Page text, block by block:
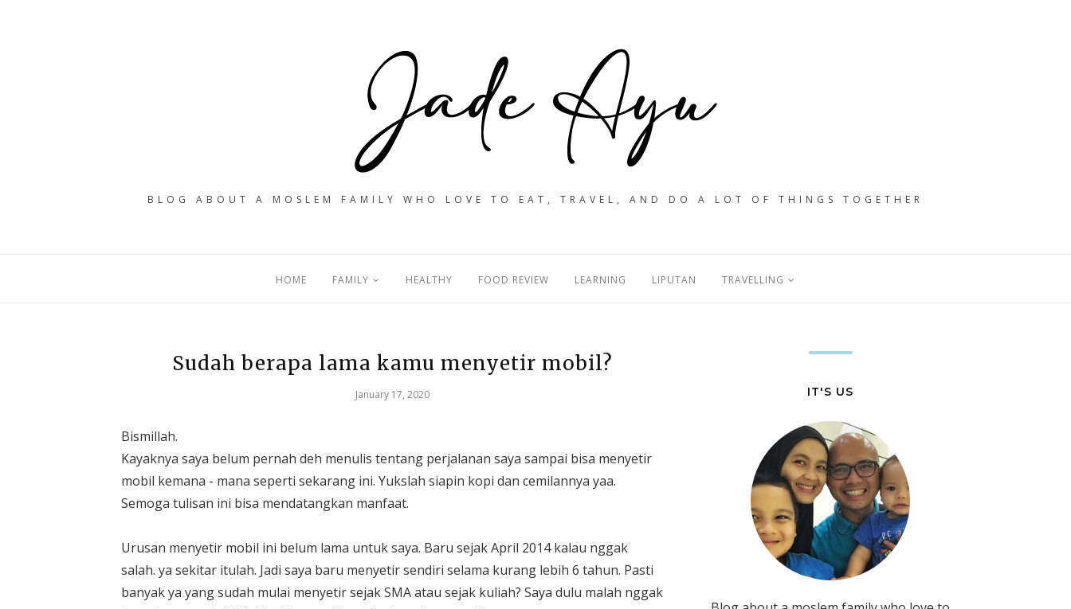
BLOG ABOUT A MOSLEM FAMILY WHO LOVE TO EAT, TRAVEL, AND DO A LOT OF THINGS TOGETHER
HOME FAMILY HEALTHY FOOD REVIEW LEARNING LIPUTAN TRAVELLING
Sudah berapa lama kamu menyetir mobil?
January 17, 2020
Bismillah.
Kayaknya saya belum pernah deh menulis tentang perjalanan saya sampai bisa menyetir
mobil kemana - mana seperti sekarang ini. Yukslah siapin kopi dan cemilannya yaa.
Semoga tulisan ini bisa mendatangkan manfaat.
Urusan menyetir mobil ini belum lama untuk saya. Baru sejak April 2014 kalau nggak
salah. ya sekitar itulah. Jadi saya baru menyetir sendiri selama kurang lebih 6 tahun. Pasti
banyak ya yang sudah mulai menyetir sejak SMA atau sejak kuliah? Saya dulu malah nggak
IT'S US